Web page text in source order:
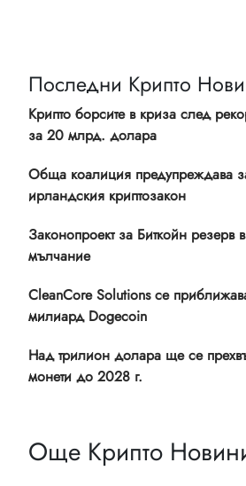
Последни Крипто
Крипто борсите в криза след
за 20 млрд. долара
Обща коалиция предупреждава
ирландския криптозакон
Законопроект за Биткойн резерв
мълчание
CleanCore Solutions се
милиард Dogecoin
Над трилион долара ще се
монети до 2028 г.
Още Крипто